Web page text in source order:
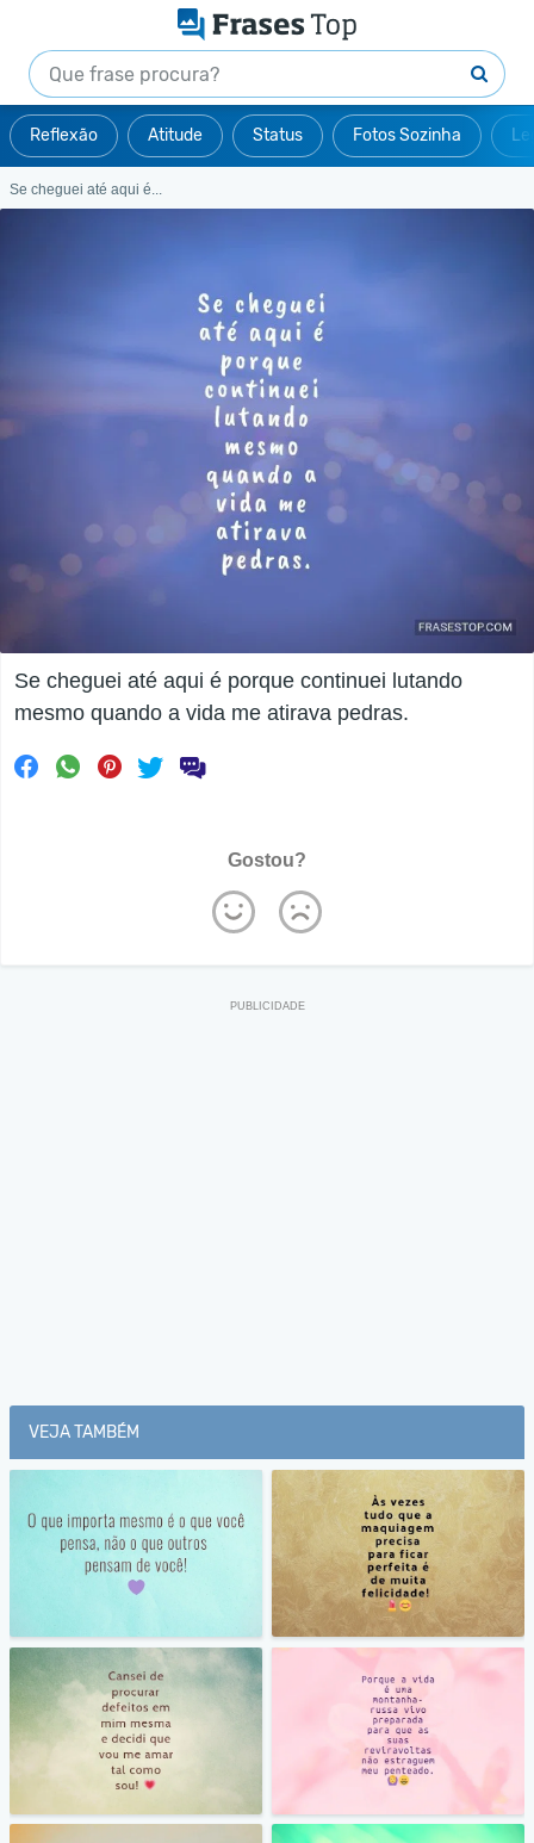
Reflexão Atitude Status Fotos Sozinha
Se cheguei até aqui é...
Se cheguei até aqui é porque continuei lutando
mesmo quando a vida me atirava pedras.
Gostou?
VEJA TAMBÉM